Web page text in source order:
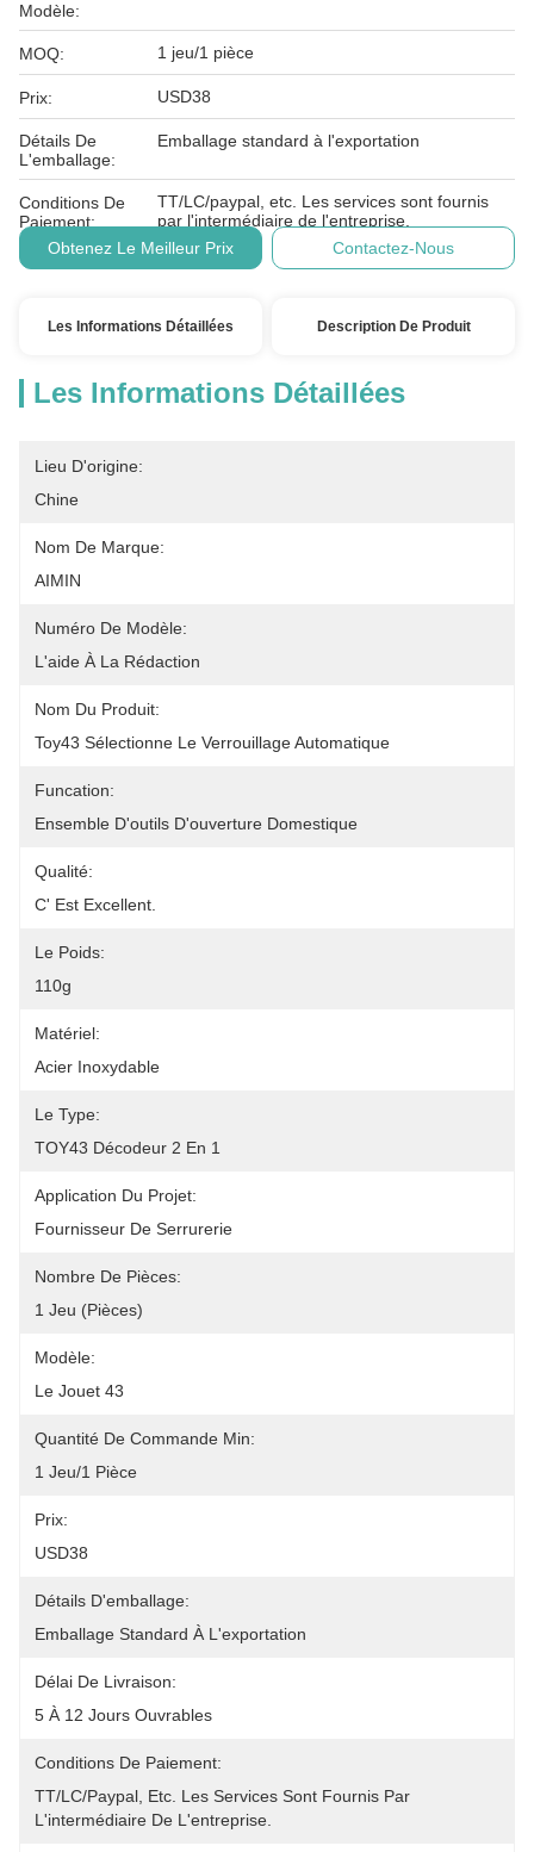
Modèle:
MOQ: 1 jeu/1 pièce
Prix: USD38
Détails De
L'emballage:
Emballage standard à l'exportation
Conditions De
Paiement:
TT/LC/paypal, etc. Les services sont fournis
par l'intermédiaire de l'entreprise.
Obtenez Le Meilleur Prix
Contactez-Nous
Les Informations Détaillées Description De Produit
Les Informations Détaillées
Lieu D'origine:
Chine
Nom De Marque:
AIMIN
Numéro De Modèle:
L'aide À La Rédaction
Nom Du Produit:
Toy43 Sélectionne Le Verrouillage Automatique
Funcation:
Ensemble D'outils D'ouverture Domestique
Qualité:
C' Est Excellent.
Le Poids:
110g
Matériel:
Acier Inoxydable
Le Type:
TOY43 Décodeur 2 En 1
Application Du Projet:
Fournisseur De Serrurerie
Nombre De Pièces:
1 Jeu (pièces)
Modèle:
Le Jouet 43
Quantité De Commande Min:
1 Jeu/1 Pièce
Prix:
USD38
Détails D'emballage:
Emballage Standard À L'exportation
Délai De Livraison:
5 À 12 Jours Ouvrables
Conditions De Paiement:
TT/LC/paypal, Etc. Les Services Sont Fournis Par
L'intermédiaire De L'entreprise.